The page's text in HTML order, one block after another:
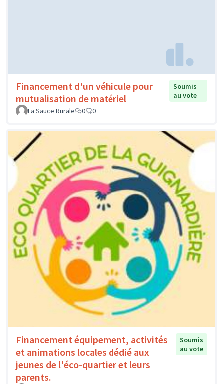
Financement d'un véhicule pour
mutualisation de matériel
Soumis
au vote
La Sauce Rurale
0 0
Financement équipement, activités
et animations locales dédié aux
jeunes de l'éco-quartier et leurs
parents.
Soumis
au vote